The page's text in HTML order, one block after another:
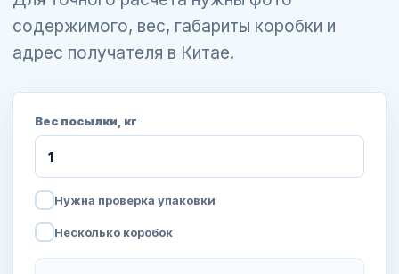
содержимого, вес, габариты коробки и
адрес получателя в Китае.
Вес посылки, кг
Нужна проверка упаковки
Несколько коробок